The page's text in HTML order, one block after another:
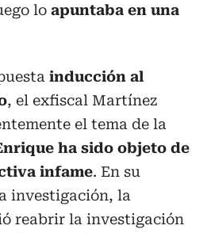
lo apuntaba en una
inducción al
, el exfiscal Martínez
el tema de la
ha sido objeto de
infame. En su
investigación, la
reabrir la investigación